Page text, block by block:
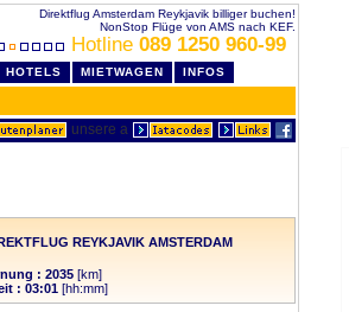
Direktflug Amsterdam Reykjavik billiger buchen!
NonStop Flüge von AMS nach KEF.
Hotline 089 1250 960-99
HOTELS MIETWAGEN INFOS
REYKJAVIK AMSTERDAM
: 2035 [km]
: 03:01 [hh:mm]